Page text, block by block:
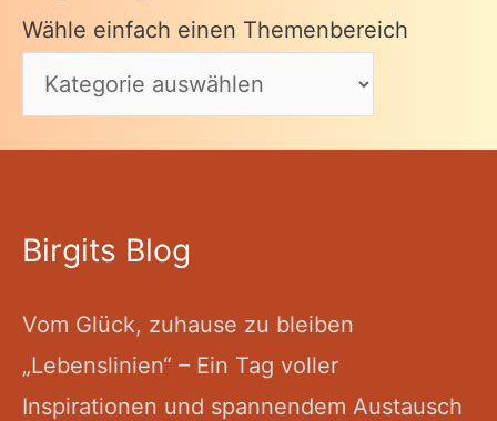
Wähle einfach einen Themenbereich
Birgits Blog
Vom Glück, zuhause zu bleiben
„Lebenslinien“ – Ein Tag voller
Inspirationen und spannendem Austausch